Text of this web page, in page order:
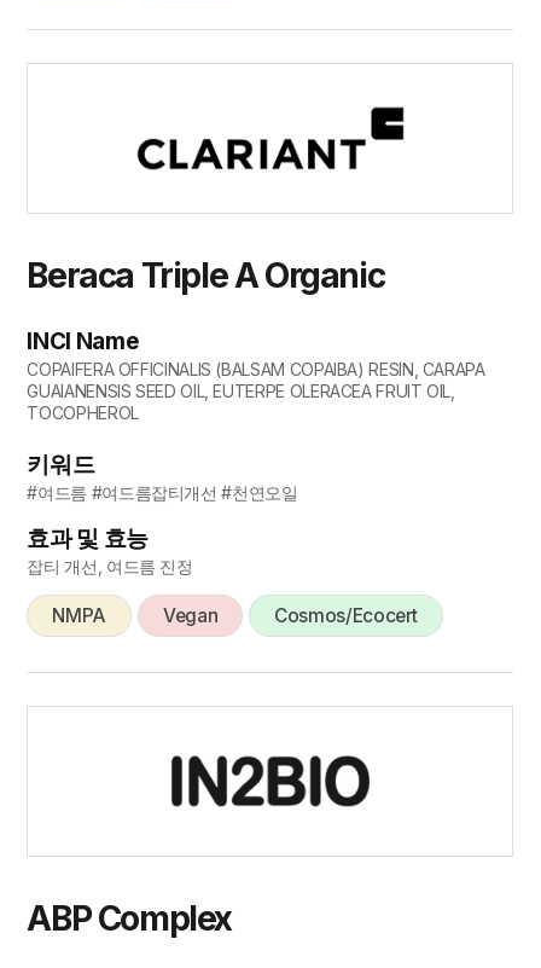
Beraca Triple A Organic
INCI Name
COPAIFERA OFFICINALIS (BALSAM COPAIBA) RESIN, CARAPA
GUAIANENSIS SEED OIL, EUTERPE OLERACEA FRUIT OIL,
TOCOPHEROL
키워드
#여드름 #여드름잡티개선 #천연오일
효과 및 효능
잡티 개선, 여드름 진정
NMPA Vegan Cosmos/Ecocert
ABP Complex